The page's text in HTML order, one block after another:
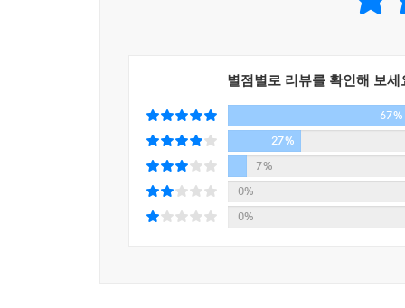
럼 붙여놓기도 하고요. 스펙터클하고 특이한 것
자에게 있어 무척 중요한 일이랍니다.
--- p.198「‘깊은 심심함’ 에르베 튈레」중에서
몽상은 창조적인 사고를 키워내는 둥지입니다.
정신 상태로 이동하는 건 쉬운 일이 아니랍니다.
이 어디에서 오느냐는 질문을 자주 받는데, 저는
예를 들어 손을 놀려서 그림을 그리면 아무것도
『조금 부족해도 괜찮아』의 베아트리체 알레마
없어서 불행했다던 벵자맹 쇼나 베아트리체 알레
어머니에게 정서적으로 학대당한 클로드 퐁티나
못하더라도 풍부한 감수성과 뛰어난 창조성
불안해하는 우리에게 스스로 주인이 되어 시간을
별점별로 리뷰를 확인해 보세
67%
27%
7%
0%
0%